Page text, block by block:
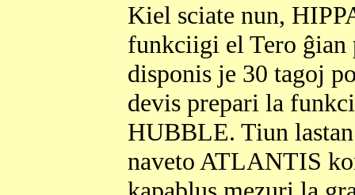
Kiel sciate nun,
funkciigi el Tero
disponis je 30 tagoj
devis prepari la
HUBBLE. Tiun
naveto ATLANTIS